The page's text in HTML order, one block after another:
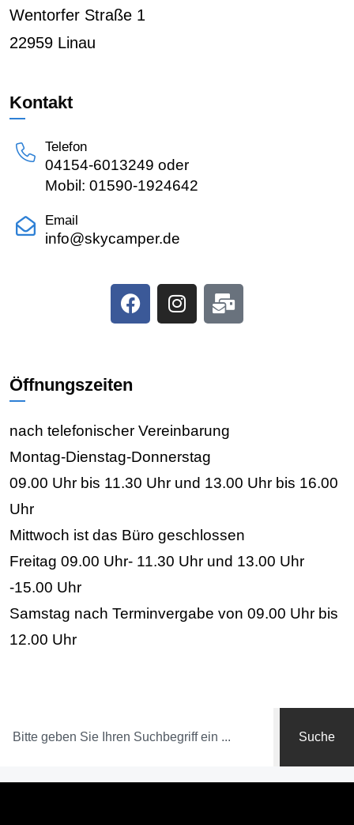
Wentorfer Straße 1
22959 Linau
Kontakt
Telefon
04154-6013249 oder
Mobil: 01590-1924642
Email
info@skycamper.de
Öffnungszeiten
nach telefonischer Vereinbarung
Montag-Dienstag-Donnerstag
09.00 Uhr bis 11.30 Uhr und 13.00 Uhr bis 16.00
Uhr
Mittwoch ist das Büro geschlossen
Freitag 09.00 Uhr- 11.30 Uhr und 13.00 Uhr
-15.00 Uhr
Samstag nach Terminvergabe von 09.00 Uhr bis
12.00 Uhr
Suche